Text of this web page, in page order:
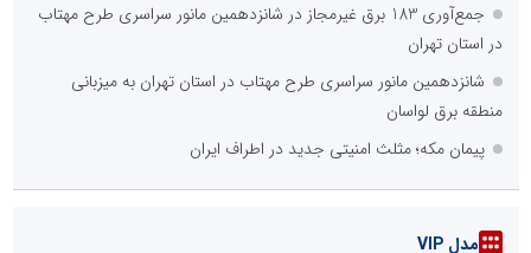
جمع‌آوری 183 برق غیرمجاز در شانزدهمین مانور سراسری طرح مهتاب
در استان تهران
شانزدهمین مانور سراسری طرح مهتاب در استان تهران به میزبانی
منطقه برق لواسان
پیمان مکه؛ مثلث امنیتی جدید در اطراف ایران
مدل VIP